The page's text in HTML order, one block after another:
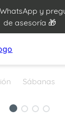
y
de asesoría 🎁
Sábanas